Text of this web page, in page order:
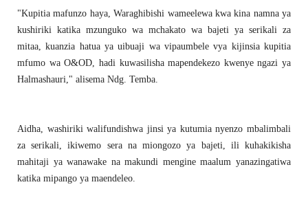
"Kupitia mafunzo haya, Waraghibishi wameelewa kwa kina namna ya
kushiriki katika mzunguko wa mchakato wa bajeti ya serikali za
mitaa, kuanzia hatua ya uibuaji wa vipaumbele vya kijinsia kupitia
mfumo wa O&OD, hadi kuwasilisha mapendekezo kwenye ngazi ya
Halmashauri," alisema Ndg. Temba.
Aidha, washiriki walifundishwa jinsi ya kutumia nyenzo mbalimbali
za serikali, ikiwemo sera na miongozo ya bajeti, ili kuhakikisha
mahitaji ya wanawake na makundi mengine maalum yanazingatiwa
katika mipango ya maendeleo.